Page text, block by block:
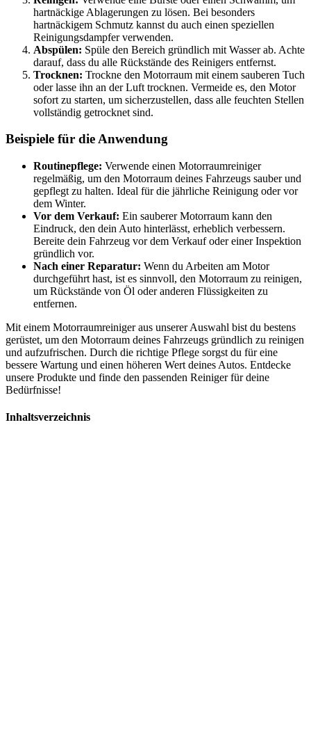
hartnäckige Ablagerungen zu lösen. Bei besonders
hartnäckigem Schmutz kannst du auch einen speziellen
Reinigungsdampfer verwenden.
Abspülen: Spüle den Bereich gründlich mit Wasser ab. Achte
darauf, dass du alle Rückstände des Reinigers entfernst.
Trocknen: Trockne den Motorraum mit einem sauberen Tuch
oder lasse ihn an der Luft trocknen. Vermeide es, den Motor
sofort zu starten, um sicherzustellen, dass alle feuchten Stellen
vollständig getrocknet sind.
Beispiele für die Anwendung
Routinepflege: Verwende einen Motorraumreiniger
regelmäßig, um den Motorraum deines Fahrzeugs sauber und
gepflegt zu halten. Ideal für die jährliche Reinigung oder vor
dem Winter.
Vor dem Verkauf: Ein sauberer Motorraum kann den
Eindruck, den dein Auto hinterlässt, erheblich verbessern.
Bereite dein Fahrzeug vor dem Verkauf oder einer Inspektion
gründlich vor.
Nach einer Reparatur: Wenn du Arbeiten am Motor
durchgeführt hast, ist es sinnvoll, den Motorraum zu reinigen,
um Rückstände von Öl oder anderen Flüssigkeiten zu
entfernen.
Mit einem Motorraumreiniger aus unserer Auswahl bist du bestens
gerüstet, um den Motorraum deines Fahrzeugs gründlich zu reinigen
und aufzufrischen. Durch die richtige Pflege sorgst du für eine
bessere Wartung und einen höheren Wert deines Autos. Entdecke
unsere Produkte und finde den passenden Reiniger für deine
Bedürfnisse!
Inhaltsverzeichnis